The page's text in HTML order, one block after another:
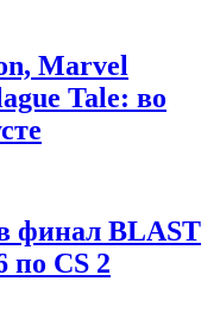
Marvel
Tale: во
финал BLAST
по CS 2